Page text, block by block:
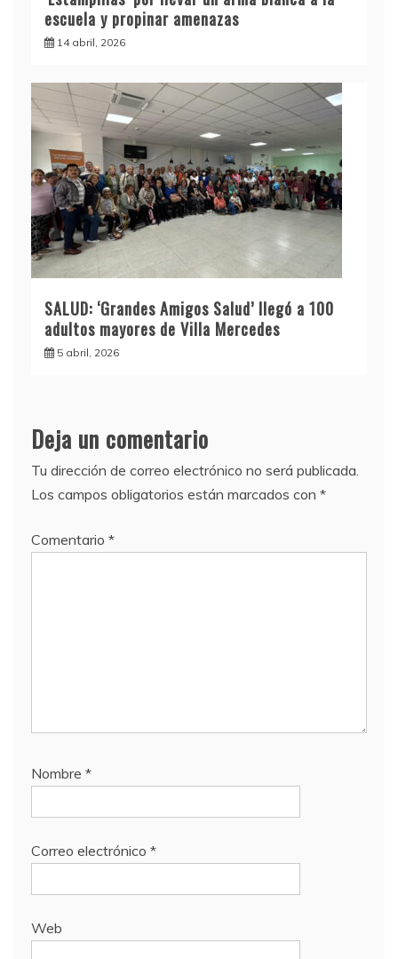
escuela y propinar amenazas
14 abril, 2026
SALUD: ‘Grandes Amigos Salud’ llegó a 100
adultos mayores de Villa Mercedes
5 abril, 2026
Deja un comentario
Tu dirección de correo electrónico no será publicada.
Los campos obligatorios están marcados con *
Comentario *
Nombre *
Correo electrónico *
Web